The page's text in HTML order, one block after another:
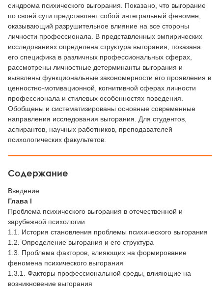
синдрома психического выгорания. Показано, что выгорание
по своей сути представляет собой интегральный феномен,
оказывающий разрушительное влияние на все стороны
личности профессионала. В представленных эмпирических
исследованиях определена структура выгорания, показана
его специфика в различных профессиональных сферах,
рассмотрены личностные детерминанты выгорания и
выявлены функциональные закономерности его проявления в
ценностно-мотивационной, когнитивной сферах личности
профессионала и стилевых особенностях поведения.
Обобщены и систематизированы основные современные
направления исследования выгорания. Для студентов,
аспирантов, научных работников, преподавателей
психологических факультетов.
Содержание
Введение
Глава I
Проблема психического выгорания в отечественной и
зарубежной психологии
1.1. История становления проблемы психического выгорания
1.2. Определение выгорания и его структура
1.3. Проблема факторов, влияющих на формирование
феномена психического выгорания
1.3.1. Факторы профессиональной среды, влияющие на
возникновение выгорания